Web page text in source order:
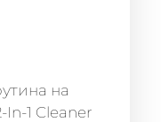
на
1 Cleaner